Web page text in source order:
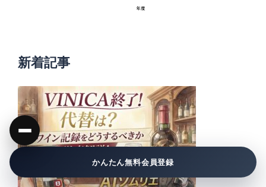
新着記事
かんたん無料会員登録